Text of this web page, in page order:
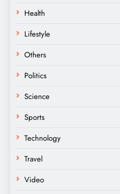
Health
Lifestyle
Others
Politics
Science
Sports
Technology
Travel
Video